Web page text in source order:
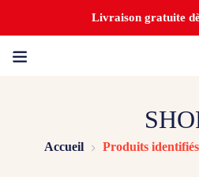
Livraison gratuite
Accueil Produits